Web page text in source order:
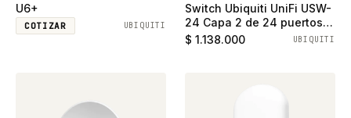
U6+
COTIZAR UBIQUITI
Switch Ubiquiti UniFi USW-
24 Capa 2 de 24 puertos
ethernet gigabit y 2
$ 1.138.000 UBIQUITI